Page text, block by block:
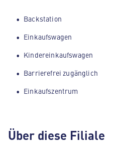
Backstation
Einkaufswagen
Kindereinkaufswagen
Barrierefrei zugänglich
Einkaufszentrum
Über diese Filiale